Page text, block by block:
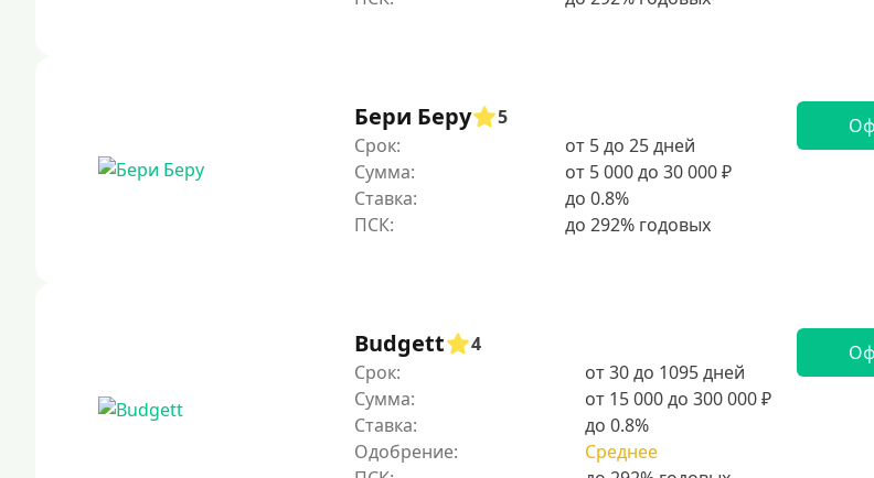
Бери Беру
5
Срок:
от 5 до 25 дней
Сумма:
от 5 000 до 30 000 ₽
Ставка:
до 0.8%
Budgett
4
Срок:
от 30 до 1095 дней
Сумма:
от 15 000 до 300 000 ₽
Ставка:
до 0.8%
Одобрение:
Среднее